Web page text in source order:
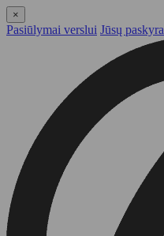
×
Pasiūlymai verslui Jūsų paskyra